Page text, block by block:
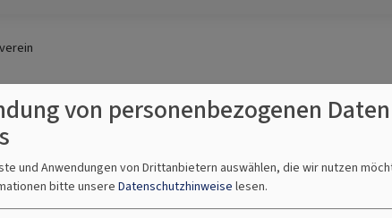
von personenbezogenen
und Anwendungen von Drittanbietern auswählen, die wir nutzen
bitte unsere Datenschutzhinweise lesen.